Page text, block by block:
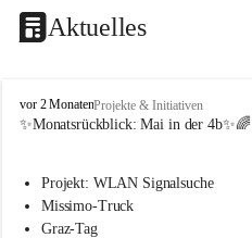
Aktuelles
V
o
s
s
c
vor 2 MonatenProjekte & Initiativen
✨Monatsrückblick: Mai in der 4b✨🌈
Projekt: WLAN Signalsuche
Missimo-Truck
Graz-Tag